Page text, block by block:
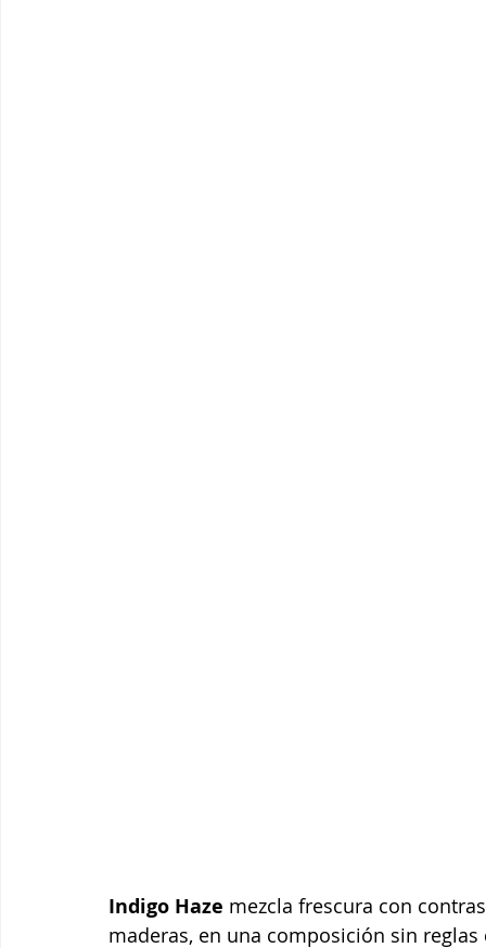
Indigo Haze mezcla frescura con
maderas, en una composición sin